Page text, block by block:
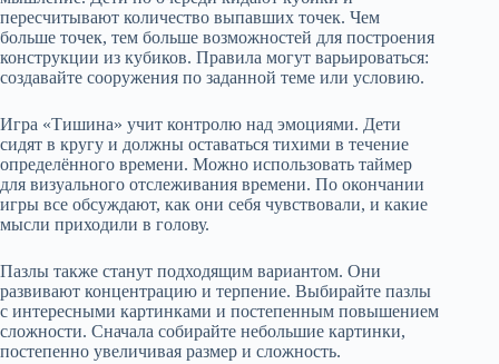
пересчитывают количество выпавших точек. Чем
больше точек, тем больше возможностей для построения
конструкции из кубиков. Правила могут варьироваться:
создавайте сооружения по заданной теме или условию.
Игра «Тишина» учит контролю над эмоциями. Дети
сидят в кругу и должны оставаться тихими в течение
определённого времени. Можно использовать таймер
для визуального отслеживания времени. По окончании
игры все обсуждают, как они себя чувствовали, и какие
мысли приходили в голову.
Пазлы также станут подходящим вариантом. Они
развивают концентрацию и терпение. Выбирайте пазлы
с интересными картинками и постепенным повышением
сложности. Сначала собирайте небольшие картинки,
постепенно увеличивая размер и сложность.